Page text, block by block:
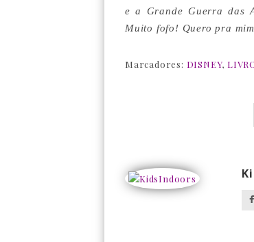
e a Grande Guerra das
Muito fofo! Quero pra
Marcadores: DISNEY,